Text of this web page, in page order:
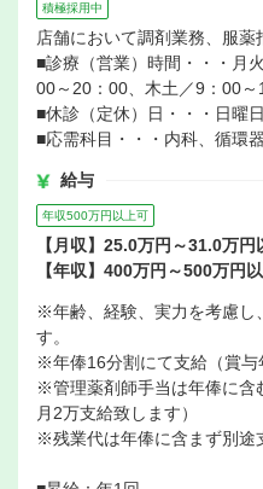
積極採用中
店舗において調剤業務、服薬
■診療（営業）時間・・・月
00～20：00、木土／9：00～
■休診（定休）日・・・日曜
■応需科目・・・内科、循環
給与
年収500万円以上可
【月収】25.0万円～31.0万円
【年収】400万円～500万円
※年齢、経験、実力を考慮し
す。
※年俸16分割にて支給（賞与
※管理薬剤師手当は年俸に含
月2万支給致します）
※残業代は年俸に含まず別途